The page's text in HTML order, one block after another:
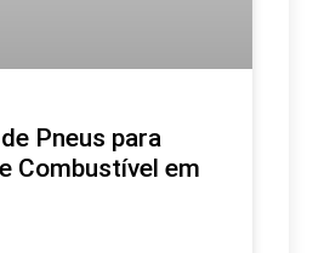
Pneus para
Combustível em